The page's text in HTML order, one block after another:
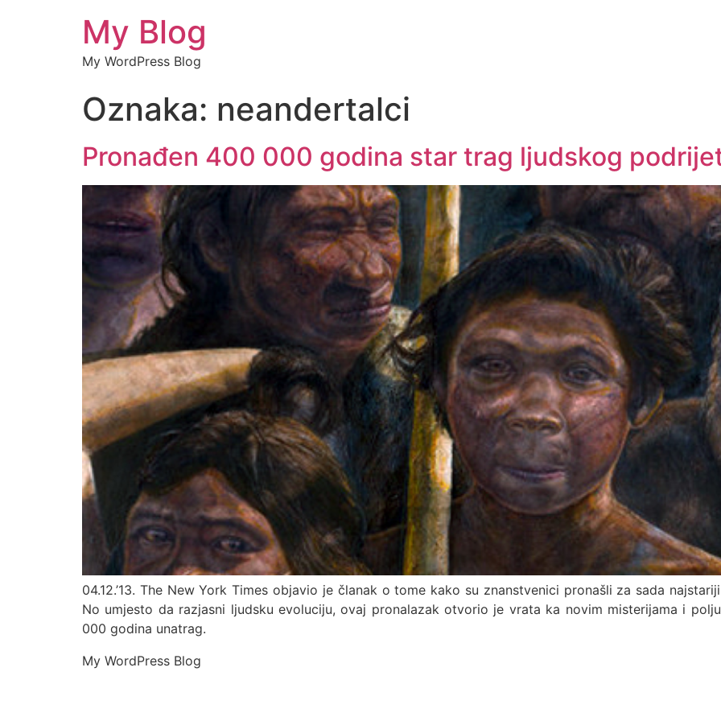
My Blog
My WordPress Blog
Oznaka: neandertalci
Pronađen 400 000 godina star trag ljudskog
04.12.’13. The New York Times objavio je članak o tome kako su znanstvenici pronašli za sada
No umjesto da razjasni ljudsku evoluciju, ovaj pronalazak otvorio je vrata ka novim misterijama i
000 godina unatrag.
My WordPress Blog